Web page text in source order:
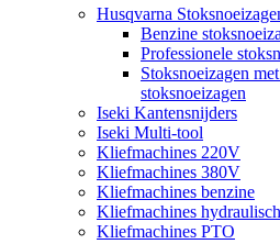
Husqvarna
Benzine
Professionele
Stoksnoeizagen
stoksnoeizagen
Iseki Kantensnijders
Iseki Multi-tool
Kliefmachines 220V
Kliefmachines 380V
Kliefmachines benzine
Kliefmachines hydraulisch
Kliefmachines PTO